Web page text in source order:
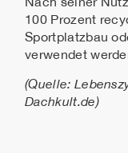
100 Prozent
Sportplatzbau
verwendet
(Quelle:
Dachkult.de)